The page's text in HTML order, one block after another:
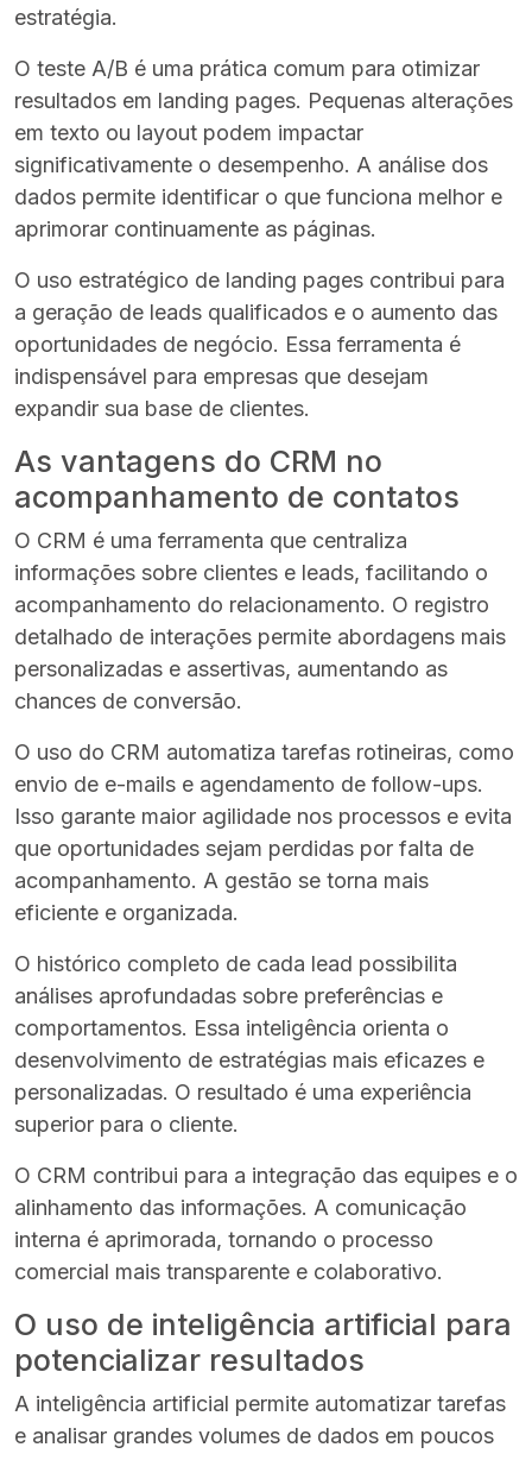
estratégia.
O teste A/B é uma prática comum para otimizar
resultados em landing pages. Pequenas alterações
em texto ou layout podem impactar
significativamente o desempenho. A análise dos
dados permite identificar o que funciona melhor e
aprimorar continuamente as páginas.
O uso estratégico de landing pages contribui para
a geração de leads qualificados e o aumento das
oportunidades de negócio. Essa ferramenta é
indispensável para empresas que desejam
expandir sua base de clientes.
As vantagens do CRM no
acompanhamento de contatos
O CRM é uma ferramenta que centraliza
informações sobre clientes e leads, facilitando o
acompanhamento do relacionamento. O registro
detalhado de interações permite abordagens mais
personalizadas e assertivas, aumentando as
chances de conversão.
O uso do CRM automatiza tarefas rotineiras, como
envio de e-mails e agendamento de follow-ups.
Isso garante maior agilidade nos processos e evita
que oportunidades sejam perdidas por falta de
acompanhamento. A gestão se torna mais
eficiente e organizada.
O histórico completo de cada lead possibilita
análises aprofundadas sobre preferências e
comportamentos. Essa inteligência orienta o
desenvolvimento de estratégias mais eficazes e
personalizadas. O resultado é uma experiência
superior para o cliente.
O CRM contribui para a integração das equipes e o
alinhamento das informações. A comunicação
interna é aprimorada, tornando o processo
comercial mais transparente e colaborativo.
O uso de inteligência artificial para
potencializar resultados
A inteligência artificial permite automatizar tarefas
e analisar grandes volumes de dados em poucos